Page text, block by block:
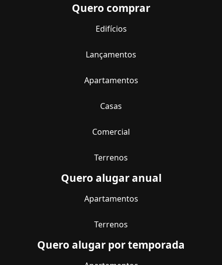
Quero comprar
Edifícios
Lançamentos
Apartamentos
Casas
Comercial
Terrenos
Quero alugar anual
Apartamentos
Terrenos
Quero alugar por temporada